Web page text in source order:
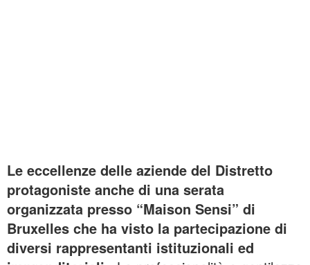
Le eccellenze delle aziende del Distretto
protagoniste anche di una serata
organizzata presso “Maison Sensi” di
Bruxelles che ha visto la partecipazione di
diversi rappresentanti istituzionali ed